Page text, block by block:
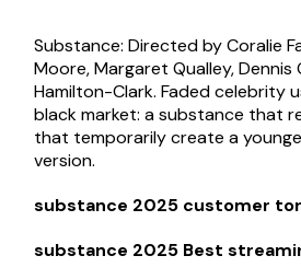
Substance: Directed by Coralie
Moore, Margaret Qualley, Dennis
Hamilton-Clark. Faded celebrity
black market: a substance that
that temporarily create a
version.
substance 2025 customer
substance 2025 Best